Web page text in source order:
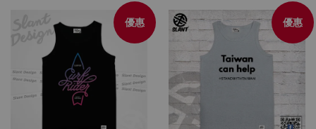
優惠 優惠